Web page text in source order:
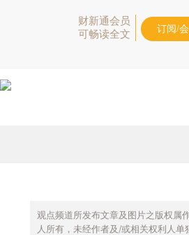
财新通会员
可畅读全文
订阅/
观点频道所发布文章及图片之版权属
人所有，未经作者及/或相关权利人